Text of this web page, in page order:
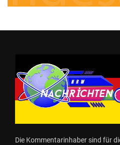
Die Kommentarinhaber sind für